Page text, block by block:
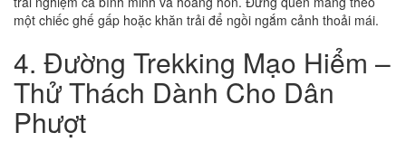
một chiếc ghế gấp hoặc khăn trải để ngồi ngắm cảnh thoải mái.
4. Đường Trekking Mạo Hiểm –
Thử Thách Dành Cho Dân
Phượt